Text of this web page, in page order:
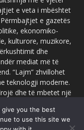
e veta i mbështet
e gazetës
ekonomiko-
kulturore, muzikore,
dhe
mediat më të
“Lajm” zhvillohet
teknologji moderne.
dhe të mbetet një
është një
Maqedoni.
you the best
to use this site we